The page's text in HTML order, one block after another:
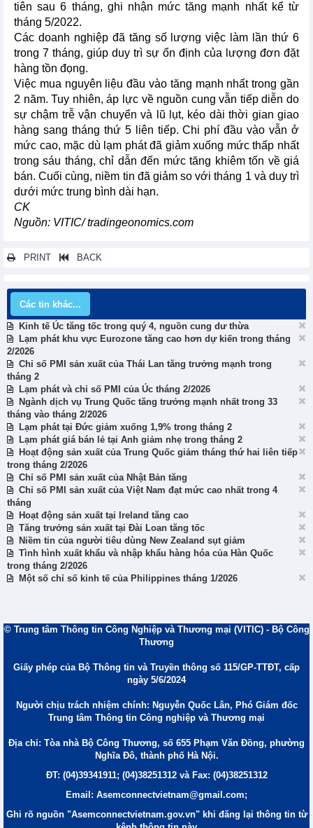
tiên sau 6 tháng, ghi nhận mức tăng mạnh nhất kể từ
tháng 5/2022.
Các doanh nghiệp đã tăng số lượng việc làm lần thứ 6
trong 7 tháng, giúp duy trì sự ổn định của lượng đơn đặt
hàng tồn đọng.
Việc mua nguyên liệu đầu vào tăng mạnh nhất trong gần
2 năm. Tuy nhiên, áp lực về nguồn cung vẫn tiếp diễn do
sự chậm trễ vận chuyển và lũ lụt, kéo dài thời gian giao
hàng sang tháng thứ 5 liên tiếp. Chi phí đầu vào vẫn ở
mức cao, mặc dù lạm phát đã giảm xuống mức thấp nhất
trong sáu tháng, chỉ dẫn đến mức tăng khiêm tốn về giá
bán. Cuối cùng, niềm tin đã giảm so với tháng 1 và duy trì
dưới mức trung bình dài hạn.
CK
Nguồn: VITIC/ tradingeonomics.com
PRINT BACK
Các tin khác...
Kinh tế Úc tăng tốc trong quý 4, nguồn cung dư thừa
Lạm phát khu vực Eurozone tăng cao hơn dự kiến trong tháng
2/2026
Chỉ số PMI sản xuất của Thái Lan tăng trưởng mạnh trong
tháng 2
Lạm phát và chỉ số PMI của Úc tháng 2/2026
Ngành dịch vụ Trung Quốc tăng trưởng mạnh nhất trong 33
tháng vào tháng 2/2026
Lạm phát tại Đức giảm xuống 1,9% trong tháng 2
Lạm phát giá bán lẻ tại Anh giảm nhẹ trong tháng 2
Hoạt động sản xuất của Trung Quốc giảm tháng thứ hai liên tiếp
trong tháng 2/2026
Chỉ số PMI sản xuất của Nhật Bản tăng
Chỉ số PMI sản xuất của Việt Nam đạt mức cao nhất trong 4
tháng
Hoạt động sản xuất tại Ireland tăng cao
Tăng trưởng sản xuất tại Đài Loan tăng tốc
Niềm tin của người tiêu dùng New Zealand sụt giảm
Tình hình xuất khẩu và nhập khẩu hàng hóa của Hàn Quốc
trong tháng 2/2026
Một số chỉ số kinh tế của Philippines tháng 1/2026
© Trung tâm Thông tin Công Nghiệp và Thương mại (VITIC) - Bộ Công
Thương
Giấy phép của Bộ Thông tin và Truyền thông số 115/GP-TTĐT, cấp
ngày 5/6/2024
Người chịu trách nhiệm chính: Nguyễn Quốc Lân, Phó Giám đốc
Trung tâm Thông tin Công nghiệp và Thương mại
Địa chỉ: Tòa nhà Bộ Công Thương, số 655 Phạm Văn Đồng, phường
Nghĩa Đô, thành phố Hà Nội.
ĐT: (04)39341911; (04)38251312 và Fax: (04)38251312
Email: Asemconnectvietnam@gmail.com;
Ghi rõ nguồn "Asemconnectvietnam.gov.vn" khi đăng lại thông tin từ